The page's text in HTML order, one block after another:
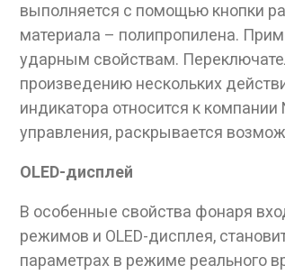
выполняется с помощью кнопки
материала – полипропилена.
ударным свойствам.
произведению нескольких
индикатора относится к
управления, раскрывается
OLED-дисплей
В особенные свойства фонаря
режимов и OLED-дисплея,
параметрах в режиме реального